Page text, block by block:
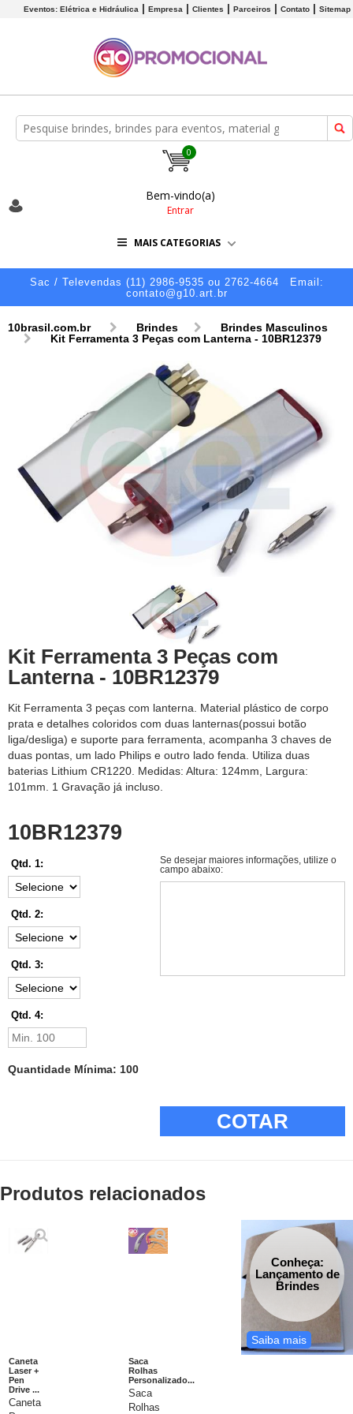
Eventos: Elétrica e Hidráulica Empresa Clientes Parceiros Contato Sitemap
0
Bem-vindo(a)
Entrar
MAIS CATEGORIAS
Sac / Televendas (11) 2986-9535 ou 2762-4664
Email:
contato@g10.art.br
10brasil.com.br Brindes
Brindes Masculinos
Kit Ferramenta 3 Peças com Lanterna - 10BR12379
Kit Ferramenta 3 Peças com
Lanterna - 10BR12379
Kit Ferramenta 3 peças com lanterna. Material plástico de corpo
prata e detalhes coloridos com duas lanternas(possui botão
liga/desliga) e suporte para ferramenta, acompanha 3 chaves de
duas pontas, um lado Philips e outro lado fenda. Utiliza duas
baterias Lithium CR1220. Medidas: Altura: 124mm, Largura:
101mm. 1 Gravação já incluso.
10BR12379
Qtd. 1:
Qtd. 2:
Qtd. 3:
Qtd. 4:
Quantidade Mínima: 100
Se desejar maiores informações, utilize o
campo abaixo:
COTAR
Produtos relacionados
Caneta
Laser +
Pen
Drive ...
Caneta
Saca
Rolhas
Personalizado...
Saca
Rolhas
Conheça:
Lançamento de
Brindes
Saiba mais